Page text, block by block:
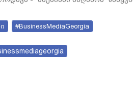
#BusinessMediaGeorgia